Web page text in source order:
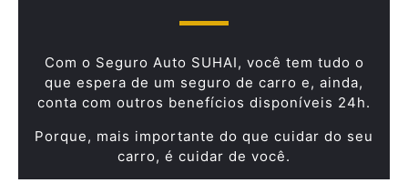
Com o Seguro Auto SUHAI, você tem tudo o
que espera de um seguro de carro e, ainda,
conta com outros benefícios disponíveis 24h.
Porque, mais importante do que cuidar do seu
carro, é cuidar de você.